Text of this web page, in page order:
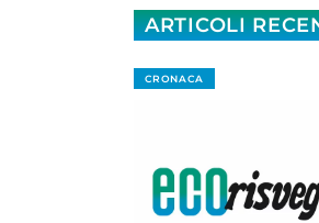
ARTICOLI
CRONACA